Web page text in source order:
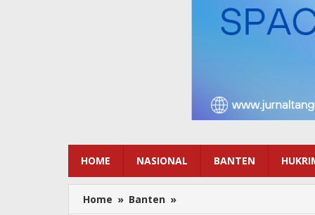
HOME NASIONAL BANTEN
Home » Banten »